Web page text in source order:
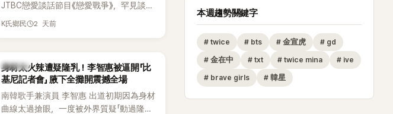
JTBC戀愛談話節目《戀愛戰爭》，罕見談及
自己的感情生活，不僅坦言已經整整5年沒
K氏鄉民 2 天前
K-POP
身材太火辣遭疑隆乳！李智惠被逼開「比
基尼記者會」 腋下全攤開震撼全場
南韓歌手兼演員 李智惠 出道初期因為身材
曲線太過搶眼，一度被外界質疑「動過隆乳
本週趨勢關鍵字
# twice # bts # 金宣虎 # gd
# 金在中 # txt # twice mina # ive
# brave girls # 韓星